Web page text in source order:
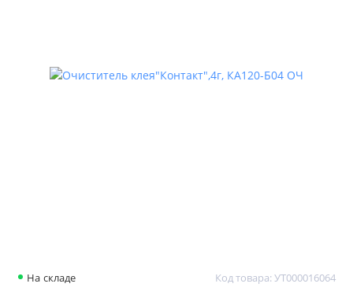
На складе Код товара: УТ000016064